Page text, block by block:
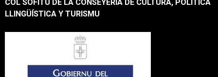
COL SOFITU DE LA CONSEYERÍA DE CULTURA, POLÍTICA
LLINGÜÍSTICA Y TURISMU